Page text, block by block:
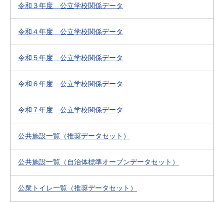
令和３年度 公立学校関係データ
令和４年度 公立学校関係データ
令和５年度 公立学校関係データ
令和６年度 公立学校関係データ
令和７年度 公立学校関係データ
公共施設一覧（推奨データセット）
公共施設一覧（自治体標準オープンデータセット）
公衆トイレ一覧（推奨データセット）